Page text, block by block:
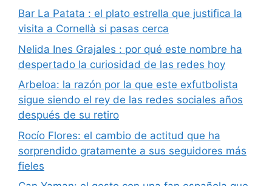
Bar La Patata : el plato estrella que justifica la
visita a Cornellà si pasas cerca
Nelida Ines Grajales : por qué este nombre ha
despertado la curiosidad de las redes hoy
Arbeloa: la razón por la que este exfutbolista
sigue siendo el rey de las redes sociales años
después de su retiro
Rocío Flores: el cambio de actitud que ha
sorprendido gratamente a sus seguidores más
fieles